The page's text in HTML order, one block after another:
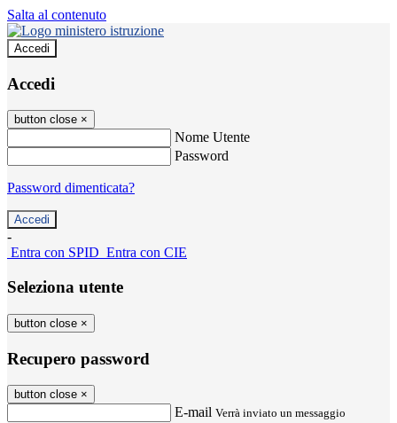
Salta al contenuto
Accedi
Accedi
button close ×
Nome Utente
Password
Password dimenticata?
-
Entra con SPID Entra con CIE
Seleziona utente
button close ×
Recupero password
button close ×
E-mail Verrà inviato un messaggio